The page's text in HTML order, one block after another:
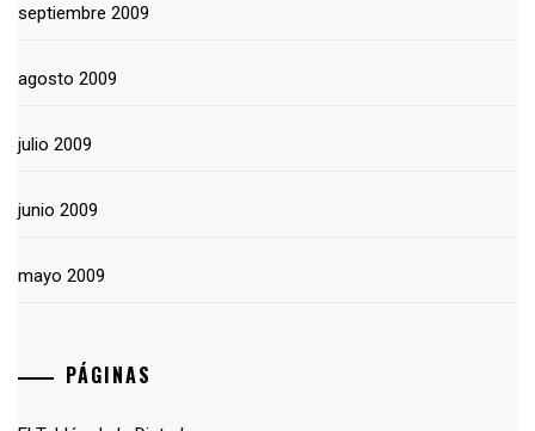
septiembre 2009
agosto 2009
julio 2009
junio 2009
mayo 2009
PÁGINAS